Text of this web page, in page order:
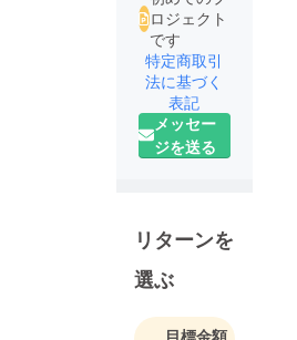
ロジェクト
です
特定商取引
法に基づく
表記
メッセー
ジを送る
リターンを
選ぶ